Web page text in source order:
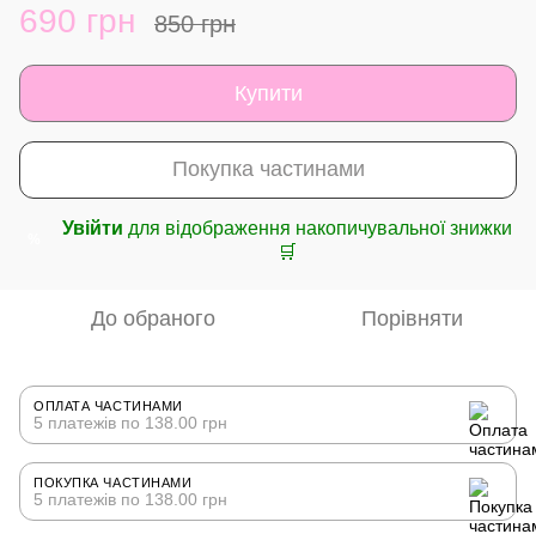
690 грн 850 грн
Купити
Покупка частинами
Увійти для відображення накопичувальної знижки
🛒
До обраного Порівняти
ОПЛАТА ЧАСТИНАМИ
5 платежів по 138.00 грн
ПОКУПКА ЧАСТИНАМИ
5 платежів по 138.00 грн